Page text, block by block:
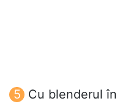
Cu blenderul